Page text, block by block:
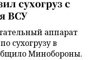
сухогруз с
ВСУ
аппарат
сухогрузу в
Минобороны.